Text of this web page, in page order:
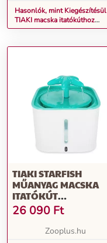
Hasonlók, mint Kiegészítésül
TIAKI macska itatókúthoz
pótszivattyú, 1db
TIAKI STARFISH
MŰANYAG MACSKA
ITATÓKÚT
MACSKÁKNAK - 2,5
LITER
26 090 Ft
Zooplus.hu